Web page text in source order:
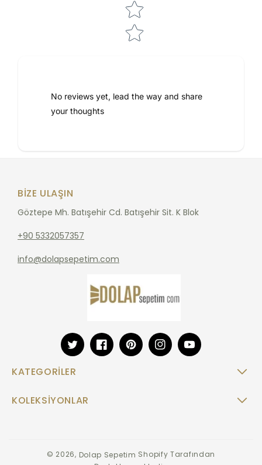
No reviews yet, lead the way and share
your thoughts
TwitterFacebookPinterestInstagramYouTube
KATEGORILER
KOLEKSIYONLAR
BIZE ULAŞIN
Göztepe Mh. Batışehir Cd. Batışehir Sit. K Blok
+90 5332057357
info@dolapsepetim.com
© 2026, Dolap Sepetim Shopify Tarafından